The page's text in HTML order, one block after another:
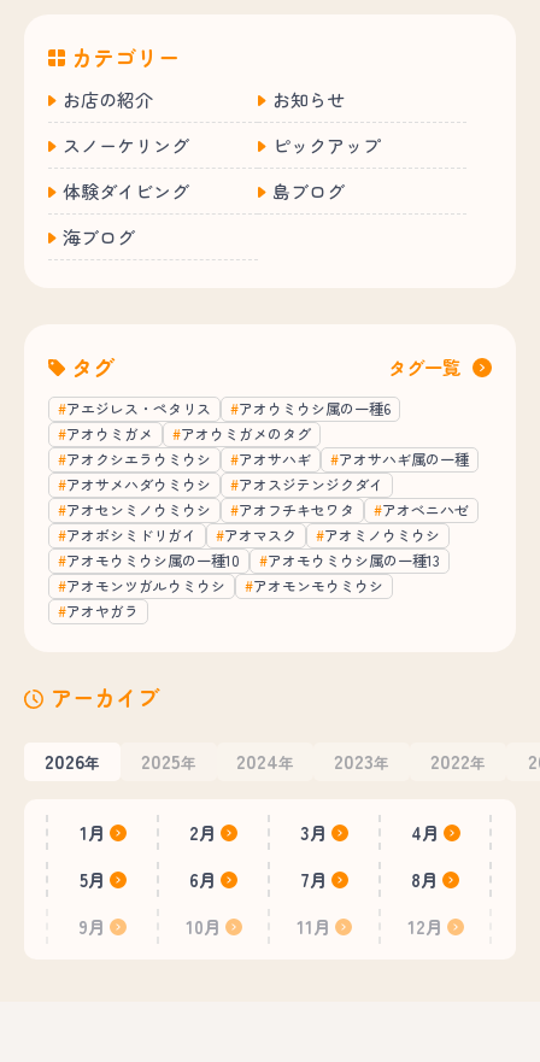
カテゴリー
お店の紹介
お知らせ
スノーケリング
ピックアップ
体験ダイビング
島ブログ
海ブログ
タグ タグ一覧
アエジレス・ペタリス
アオウミウシ属の一種6
アオウミガメ
アオウミガメのタグ
アオクシエラウミウシ
アオサハギ
アオサハギ属の一種
アオサメハダウミウシ
アオスジテンジクダイ
アオセンミノウミウシ
アオフチキセワタ
アオベニハゼ
アオボシミドリガイ
アオマスク
アオミノウミウシ
アオモウミウシ属の一種10
アオモウミウシ属の一種13
アオモンツガルウミウシ
アオモンモウミウシ
アオヤガラ
アーカイブ
2026年 2025年 2024年 2023年 2022年
1月 2月 3月
4月
5月
6月 7月
8月
9月
10月 11月 12月